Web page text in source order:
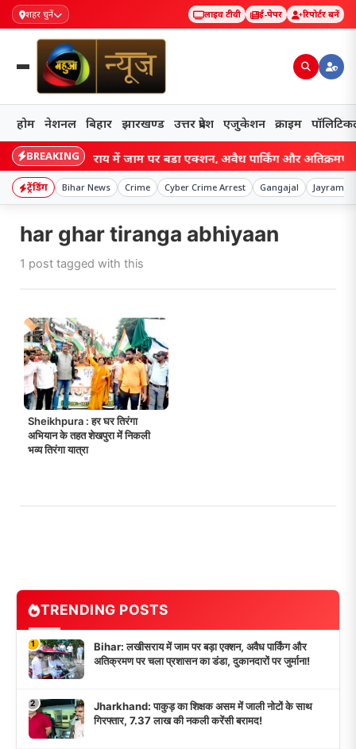
शहर चुनें लाइव टीवी ई-पेपर रिपोर्टर बनें
होम नेशनल बिहार झारखण्ड उत्तर प्रदेश एजुकेशन क्राइम
BREAKING
Bihar: लखीसराय में जाम पर बड़ा एक्शन, अवैध पार्किंग और अतिक्रमण पर
ट्रेंडिंग Bihar News Crime Cyber Crime Arrest Gangajal Jayram
har ghar tiranga abhiyaan
1 post tagged with this
Sheikhpura : हर घर तिरंगा
अभियान के तहत शेखपुरा में निकली
भव्य तिरंगा यात्रा
TRENDING POSTS
1
Bihar: लखीसराय में जाम पर बड़ा एक्शन, अवैध पार्किंग और
अतिक्रमण पर चला प्रशासन का डंडा, दुकानदारों पर जुर्माना!
2
Jharkhand: पाकुड़ का शिक्षक असम में जाली नोटों के साथ
गिरफ्तार, 7.37 लाख की नकली करेंसी बरामद!